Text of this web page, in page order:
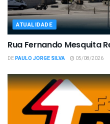
ATUALIDADE
Rua Fernando Mesquita
DEPAULO JORGE SILVA 05/08/2026